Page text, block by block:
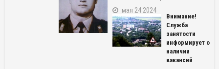
мая 24 2024
Внимание!
Служба
занятости
информирует о
наличии
вакансий